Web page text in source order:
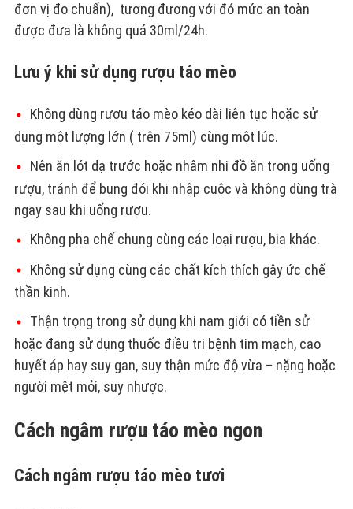
đơn vị đo chuẩn), tương đương với đó mức an toàn
được đưa là không quá 30ml/24h.
Lưu ý khi sử dụng rượu táo mèo
Không dùng rượu táo mèo kéo dài liên tục hoặc sử
dụng một lượng lớn ( trên 75ml) cùng một lúc.
Nên ăn lót dạ trước hoặc nhâm nhi đồ ăn trong uống
rượu, tránh để bụng đói khi nhập cuộc và không dùng trà
ngay sau khi uống rượu.
Không pha chế chung cùng các loại rượu, bia khác.
Không sử dụng cùng các chất kích thích gây ức chế
thần kinh.
Thận trọng trong sử dụng khi nam giới có tiền sử
hoặc đang sử dụng thuốc điều trị bệnh tim mạch, cao
huyết áp hay suy gan, suy thận mức độ vừa – nặng hoặc
người mệt mỏi, suy nhược.
Cách ngâm rượu táo mèo ngon
Cách ngâm rượu táo mèo tươi